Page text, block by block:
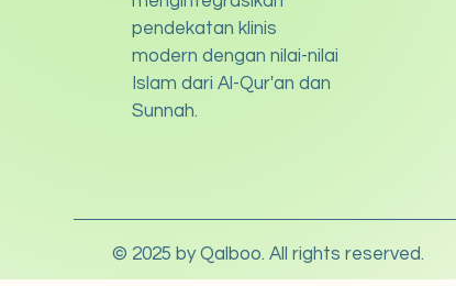
pendekatan klinis
modern dengan nilai-nilai
Islam dari Al-Qur'an dan
Sunnah.
© 2025 by Qalboo. All rights reserved.